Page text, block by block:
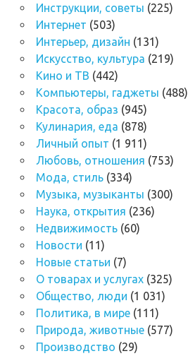
Инструкции, советы (225)
Интернет (503)
Интерьер, дизайн (131)
Искусство, культура (219)
Кино и ТВ (442)
Компьютеры, гаджеты (488)
Красота, образ (945)
Кулинария, еда (878)
Личный опыт (1 911)
Любовь, отношения (753)
Мода, стиль(334)
Музыка, музыканты (300)
Наука, открытия (236)
Недвижимость(60)
Новости (11)
Новые статьи (7)
О товарах и услугах(325)
Общество, люди (1 031)
Политика, в мире(111)
Природа, животные(577)
Производство (29)